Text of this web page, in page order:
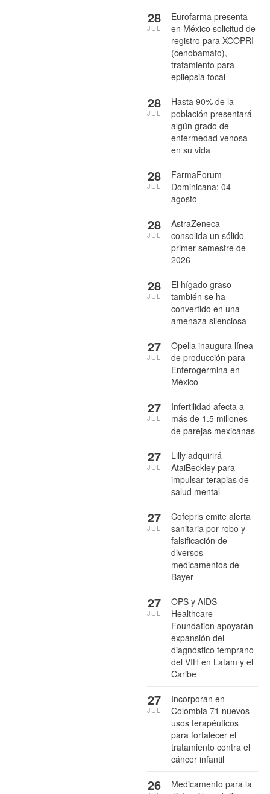
Eurofarma presenta
en México solicitud de
registro para XCOPRI
(cenobamato),
tratamiento para
epilepsia focal
28
JUL
Hasta 90% de la
población presentará
algún grado de
enfermedad venosa
en su vida
28
JUL
FarmaForum
Dominicana: 04
agosto
28
JUL
AstraZeneca
consolida un sólido
primer semestre de
2026
28
JUL
El hígado graso
también se ha
convertido en una
amenaza silenciosa
28
JUL
Opella inaugura línea
de producción para
Enterogermina en
México
27
JUL
Infertilidad afecta a
más de 1.5 millones
de parejas mexicanas
27
JUL
Lilly adquirirá
AtaiBeckley para
impulsar terapias de
salud mental
27
JUL
Cofepris emite alerta
sanitaria por robo y
falsificación de
diversos
medicamentos de
Bayer
27
JUL
OPS y AIDS
Healthcare
Foundation apoyarán
expansión del
diagnóstico temprano
del VIH en Latam y el
Caribe
27
JUL
Incorporan en
Colombia 71 nuevos
usos terapéuticos
para fortalecer el
tratamiento contra el
cáncer infantil
27
JUL
Medicamento para la
26